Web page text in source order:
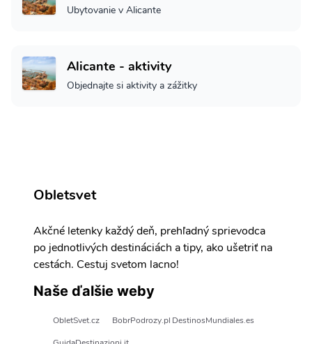
Ubytovanie v Alicante
Alicante - aktivity
Objednajte si aktivity a zážitky
Obletsvet
Akčné letenky každý deň, prehľadný sprievodca
po jednotlivých destináciách a tipy, ako ušetriť na
cestách. Cestuj svetom lacno!
Naše ďalšie weby
ObletSvet.cz BobrPodrozy.pl DestinosMundiales.es